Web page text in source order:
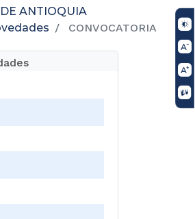
ANTIOQUIA
CONVOCATORIA